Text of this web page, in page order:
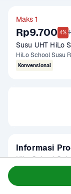
Maks 1
Rp9.700 4%
Susu UHT HiLo
HiLo School Susu
Konvensional
Informasi
HiLo School
untuk anak usia